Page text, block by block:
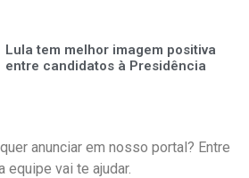
Lula tem melhor imagem positiva
entre candidatos à Presidência
anunciar em nosso portal? Entre
equipe vai te ajudar.